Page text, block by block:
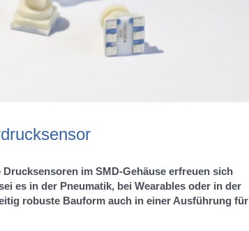
im SMD-Gehäuse erfreuen sich
es in der Pneumatik, bei Wearables oder in der
robuste Bauform auch in einer Ausführung für